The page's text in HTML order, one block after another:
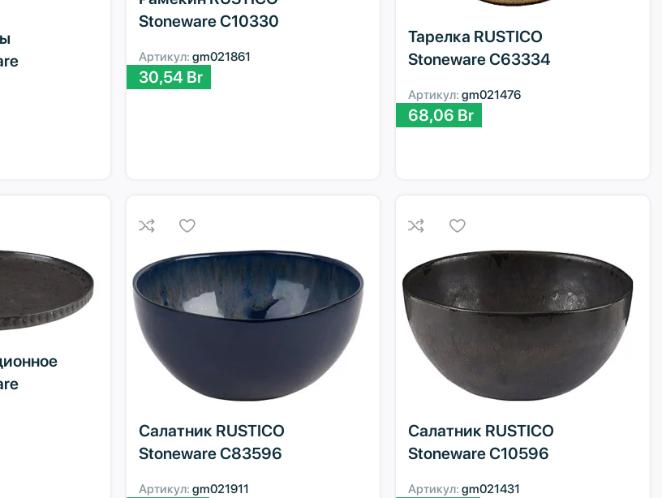
Stoneware C10330
Артикул: gm021861
30,54 Br
Тарелка RUSTICO
Stoneware C63334
Артикул:gm021476
68,06 Br
Салатник RUSTICO
Stoneware C83596
Артикул: gm021911
Салатник RUSTICO
Stoneware C10596
Артикул:gm021431